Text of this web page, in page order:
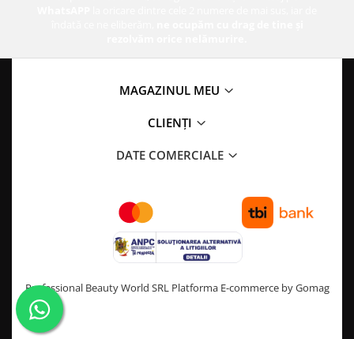
MAGAZINUL MEU
CLIENȚI
DATE COMERCIALE
Professional Beauty World SRL Platforma E-commerce by Gomag